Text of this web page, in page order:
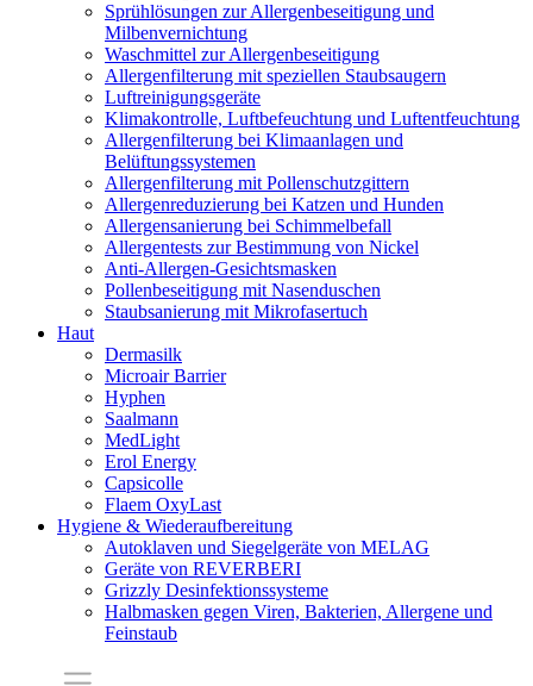
Sprühlösungen zur Allergenbeseitigung und
Milbenvernichtung
Waschmittel zur Allergenbeseitigung
Allergenfilterung mit speziellen Staubsaugern
Luftreinigungsgeräte
Klimakontrolle, Luftbefeuchtung und Luftentfeuchtung
Allergenfilterung bei Klimaanlagen und
Belüftungssystemen
Allergenfilterung mit Pollenschutzgittern
Allergenreduzierung bei Katzen und Hunden
Allergensanierung bei Schimmelbefall
Allergentests zur Bestimmung von Nickel
Anti-Allergen-Gesichtsmasken
Pollenbeseitigung mit Nasenduschen
Staubsanierung mit Mikrofasertuch
Haut
Dermasilk
Microair Barrier
Hyphen
Saalmann
MedLight
Erol Energy
Capsicolle
Flaem OxyLast
Hygiene & Wiederaufbereitung
Autoklaven und Siegelgeräte von MELAG
Geräte von REVERBERI
Grizzly Desinfektionssysteme
Halbmasken gegen Viren, Bakterien, Allergene und
Feinstaub